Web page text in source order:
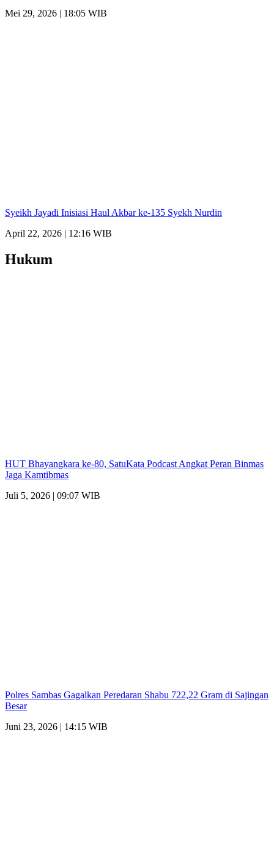
Mei 29, 2026 | 18:05 WIB
Syeikh Jayadi Inisiasi Haul Akbar ke-135 Syekh Nurdin
April 22, 2026 | 12:16 WIB
Hukum
HUT Bhayangkara ke-80, SatuKata Podcast Angkat Peran Binmas
Jaga Kamtibmas
Juli 5, 2026 | 09:07 WIB
Polres Sambas Gagalkan Peredaran Shabu 722,22 Gram di Sajingan
Besar
Juni 23, 2026 | 14:15 WIB